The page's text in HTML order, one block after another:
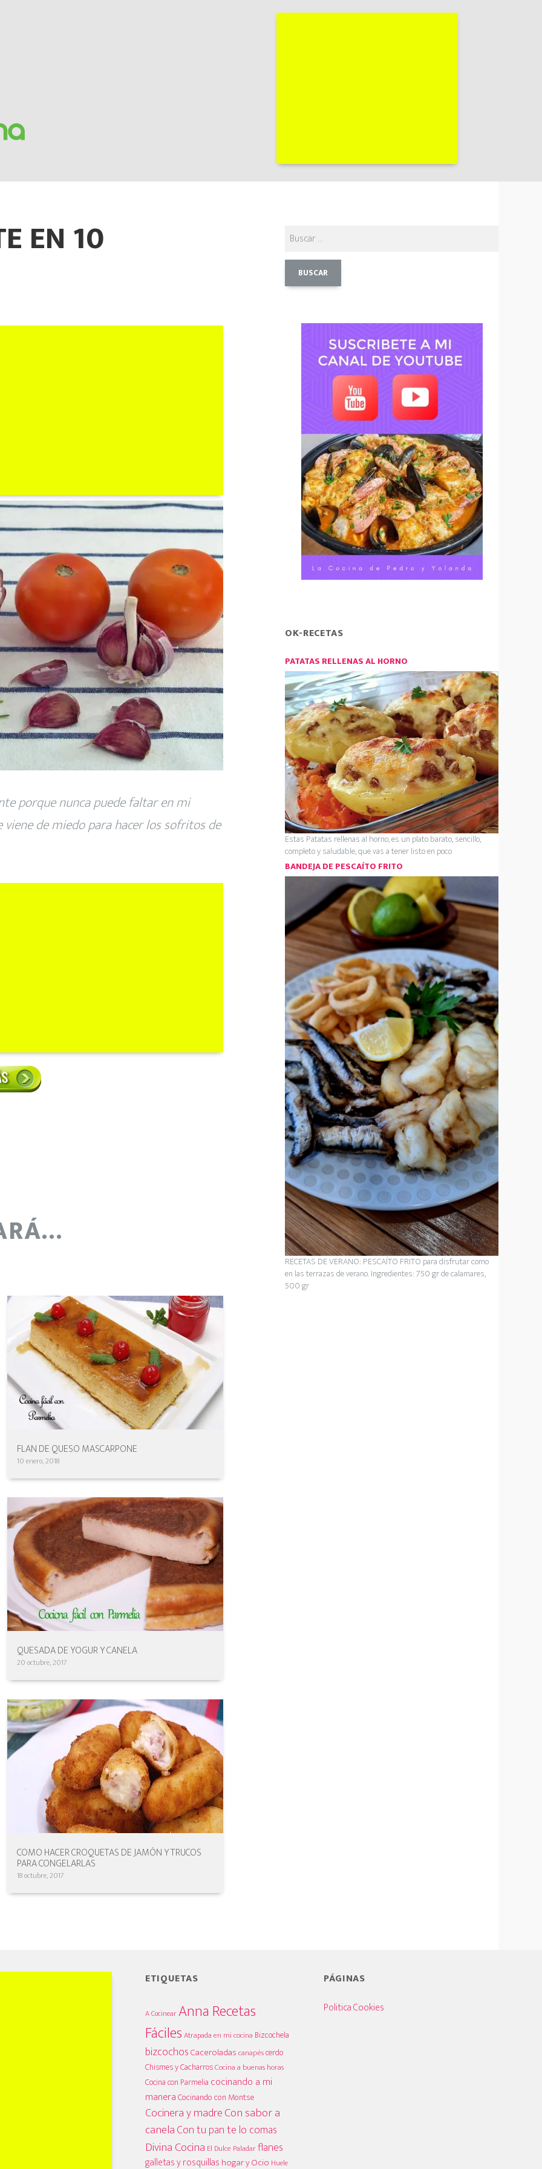
EN 10
porque nunca puede faltar en mi
de miedo para hacer los sofritos de
FLAN DE QUESO MASCARPONE
10 enero, 2018
QUESADA DE YOGUR Y CANELA
20 octubre, 2017
COMO HACER CROQUETAS DE JAMÓN Y TRUCOS
PARA CONGELARLAS
18 octubre, 2017
Buscar:
OK-RECETAS
PATATAS RELLENAS AL HORNO
Estas Patatas rellenas al horno, es un plato barato, sencillo,
completo y saludable, que vas a tener listo en poco
BANDEJA DE PESCAÍTO FRITO
RECETAS DE VERANO: PESCAÍTO FRITO para disfrutar como
en las terrazas de verano. Ingredientes: 750 gr de calamares,
500 gr
ETIQUETAS
A CocinearAnna Recetas
FácilesAtrapada en mi cocina Bizcochela
bizcochosCaceroladascanapéscerdo
Chismes y CacharrosCocina a buenas horas
Cocina con Parmelia cocinando a mi
maneraCocinando con Montse
Cocinera y madreCon sabor a
canelaCon tu pan te lo comas
Divina Cocina El Dulce Paladarflanes
galletas y rosquillas hogar y Ocio Huele
PÁGINAS
Politica Cookies